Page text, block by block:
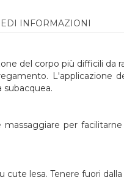
INFORMAZIONI
del corpo più difficili
per
lesa. Tenere fuori